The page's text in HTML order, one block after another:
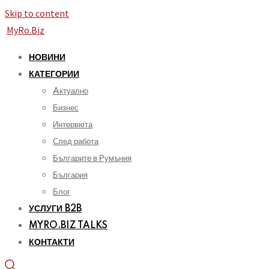
Skip to content
MyRo.Biz
НОВИНИ
КАТЕГОРИИ
Aктуално
Бизнес
Интервюта
След работа
Българите в Румъния
България
Блог
УСЛУГИ B2B
MYRO.BIZ TALKS
КОНТАКТИ